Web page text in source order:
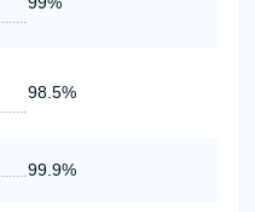
98.5%
99.9%